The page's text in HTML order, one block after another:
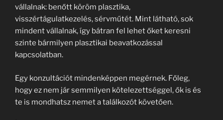
vállalnak: benőtt köröm plasztika,
visszértágulatkezelés, sérvműtét. Mint látható, sok
mindent vállalnak, így bátran fel lehet őket keresni
szinte bármilyen plasztikai beavatkozással
kapcsolatban.
Egy konzultációt mindenképpen megérnek. Főleg,
hogy ez nem jár semmilyen kötelezettséggel, ők is és
te is mondhatsz nemet a találkozót követően.